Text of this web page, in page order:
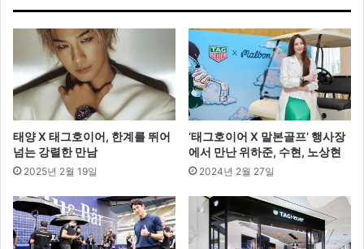
태양 X 태그호이어, 한계를 뛰어
넘는 강렬한 만남
2025년 2월 19일
‘태그호이어 X 말본골프’ 행사장
에서 만난 위하준, 수현, 노상현
2024년 2월 27일